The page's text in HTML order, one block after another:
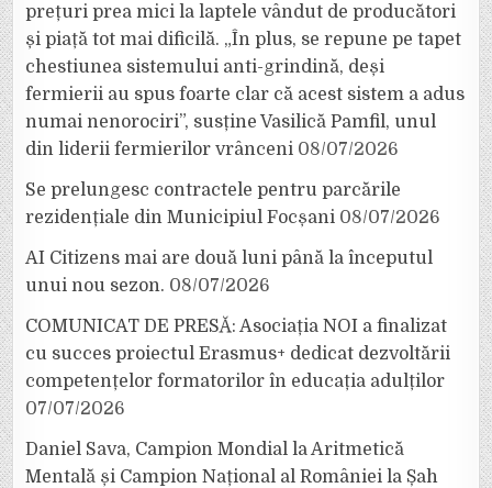
prețuri prea mici la laptele vândut de producători
și piață tot mai dificilă. „În plus, se repune pe tapet
chestiunea sistemului anti-grindină, deși
fermierii au spus foarte clar că acest sistem a adus
numai nenorociri”, susține Vasilică Pamfil, unul
din liderii fermierilor vrânceni 08/07/2026
Se prelungesc contractele pentru parcările
rezidențiale din Municipiul Focșani 08/07/2026
AI Citizens mai are două luni până la începutul
unui nou sezon. 08/07/2026
COMUNICAT DE PRESĂ: Asociația NOI a finalizat
cu succes proiectul Erasmus+ dedicat dezvoltării
competențelor formatorilor în educația adulților
07/07/2026
Daniel Sava, Campion Mondial la Aritmetică
Mentală și Campion Național al României la Șah